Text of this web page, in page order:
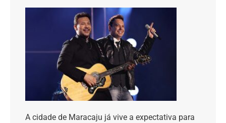
A cidade de Maracaju já vive a expectativa para